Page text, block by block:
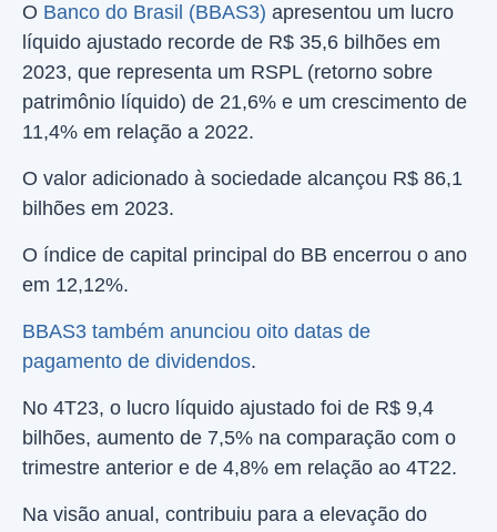
O Banco do Brasil (BBAS3) apresentou um lucro
líquido ajustado recorde de R$ 35,6 bilhões em
2023, que representa um RSPL (retorno sobre
patrimônio líquido) de 21,6% e um crescimento de
11,4% em relação a 2022.
O valor adicionado à sociedade alcançou R$ 86,1
bilhões em 2023.
O índice de capital principal do BB encerrou o ano
em 12,12%.
BBAS3 também anunciou oito datas de
pagamento de dividendos.
No 4T23, o lucro líquido ajustado foi de R$ 9,4
bilhões, aumento de 7,5% na comparação com o
trimestre anterior e de 4,8% em relação ao 4T22.
Na visão anual, contribuiu para a elevação do